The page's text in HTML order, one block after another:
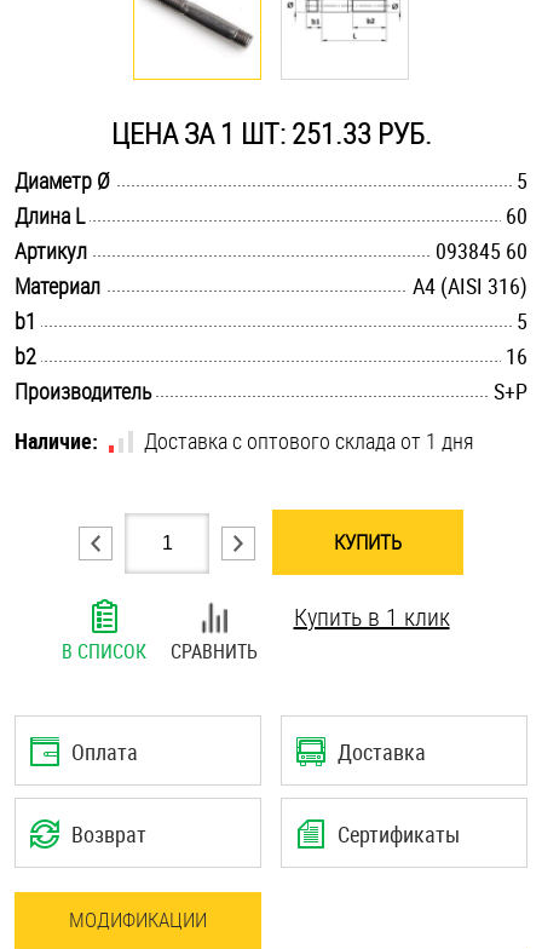
Стопорные кольца
Такелаж
Хомуты
Шайбы
Шпильки
Штифты и пальцы
ЦЕНА ЗА 1 ШТ: 251.33 РУБ.
Диаметр Ø
5
Длина L
60
Артикул
093845 60
Материал
A4 (AISI 316)
b1
5
b2
16
Производитель
S+P
Наличие:
Доставка с оптового склада от 1 дня
КУПИТЬ
В СПИСОК СРАВНИТЬ
Купить в 1 клик
Оплата Доставка
Возврат Сертификаты
МОДИФИКАЦИИ